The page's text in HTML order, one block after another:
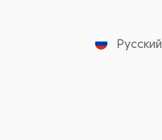
Русский